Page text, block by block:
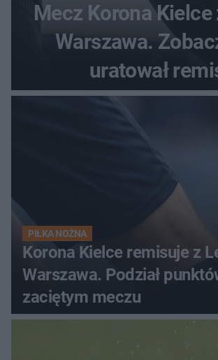
Mecz Korona Kielce
Warszawa.
uratował
PIŁKA NOŻNA
Korona Kielce remisuje z
Warszawa. Podział
zaciętym meczu